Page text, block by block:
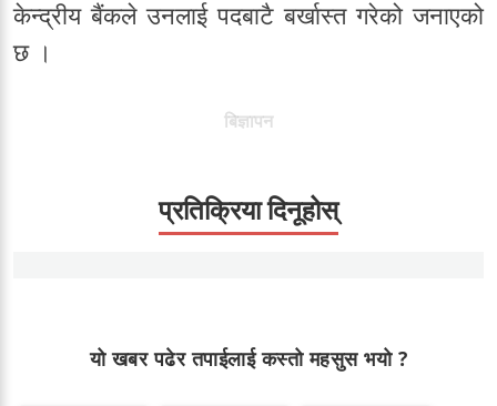
केन्द्रीय बैंकले उनलाई पदबाटै बर्खास्त गरेको जनाएको
छ ।
बिज्ञापन
प्रतिक्रिया दिनूहोस्
यो खबर पढेर तपाईलाई कस्तो महसुस भयो ?